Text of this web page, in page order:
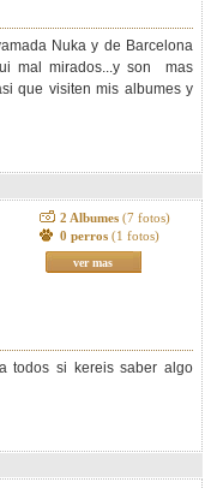
Nuka y de Barcelona
mal mirados...y son mas
que visiten mis albumes y
2 Albumes (7 fotos)
0 perros (1 fotos)
ver mas
todos si kereis saber algo